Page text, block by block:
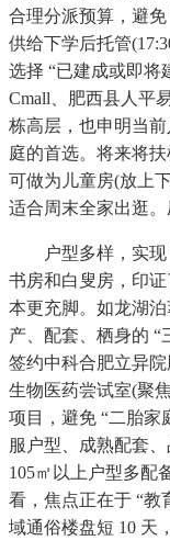
合理分派预算，避
供给下学后托管
选择 “已建成或即将
Cmall、肥西县人平
栋高层，也申明当
庭的首选。将来将
可做为儿童房(放上
适合周末全家出逛。
户型多样，实现 “
书房和白叟房，印
本更充脚。如龙湖
产、配套、栖身的 “
签约中科合肥立异
生物医药尝试室(聚
项目，避免 “二胎家
服户型、成熟配套
105㎡以上户型多配
看，焦点正在于 “
域通俗楼盘短 10 天